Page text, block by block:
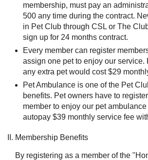
membership, must pay an
500 any time during the contract.
in Pet Club through CSL or The
sign up for 24 months contract.
Every member can register
assign one pet to enjoy our service.
any extra pet would cost $29
Pet Ambulance is one of the Pet
benefits. Pet owners have to
member to enjoy our pet
autopay $39 monthly service fee
Membership Benefits
By registering as a member of the